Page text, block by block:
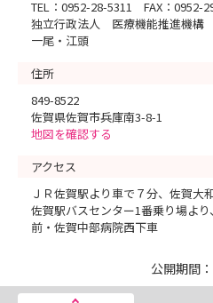
TEL：0952-28-5311 FAX：0952-
独立行政法人 医療機能推進機構
一尾・江頭
住所
849-8522
佐賀県佐賀市兵庫南3-8-1
地図を確認する
アクセス
ＪＲ佐賀駅より車で７分、佐賀大
佐賀駅バスセンター1番乗り場よ
前・佐賀中部病院西下車
公開期間